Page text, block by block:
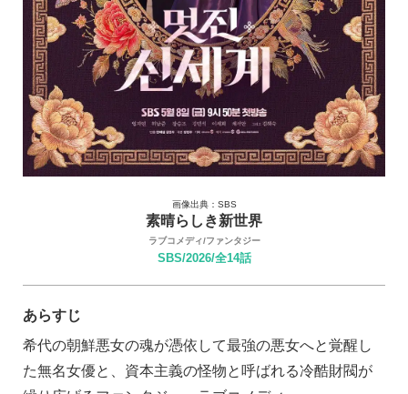
画像出典：SBS
素晴らしき新世界
ラブコメディ/ファンタジー
SBS/2026/全14話
あらすじ
希代の朝鮮悪女の魂が憑依して最強の悪女へと覚醒し
た無名女優と、資本主義の怪物と呼ばれる冷酷財閥が